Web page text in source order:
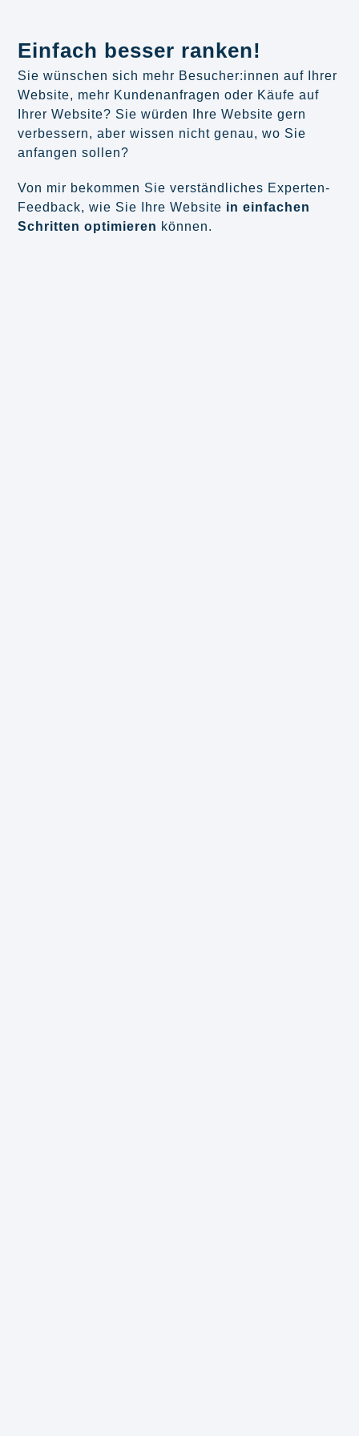
Einfach besser ranken!
Sie wünschen sich mehr Besucher:innen auf Ihrer
Website, mehr Kundenanfragen oder Käufe auf
Ihrer Website? Sie würden Ihre Website gern
verbessern, aber wissen nicht genau, wo Sie
anfangen sollen?
Von mir bekommen Sie verständliches Experten-
Feedback, wie Sie Ihre Website in einfachen
Schritten optimieren können.